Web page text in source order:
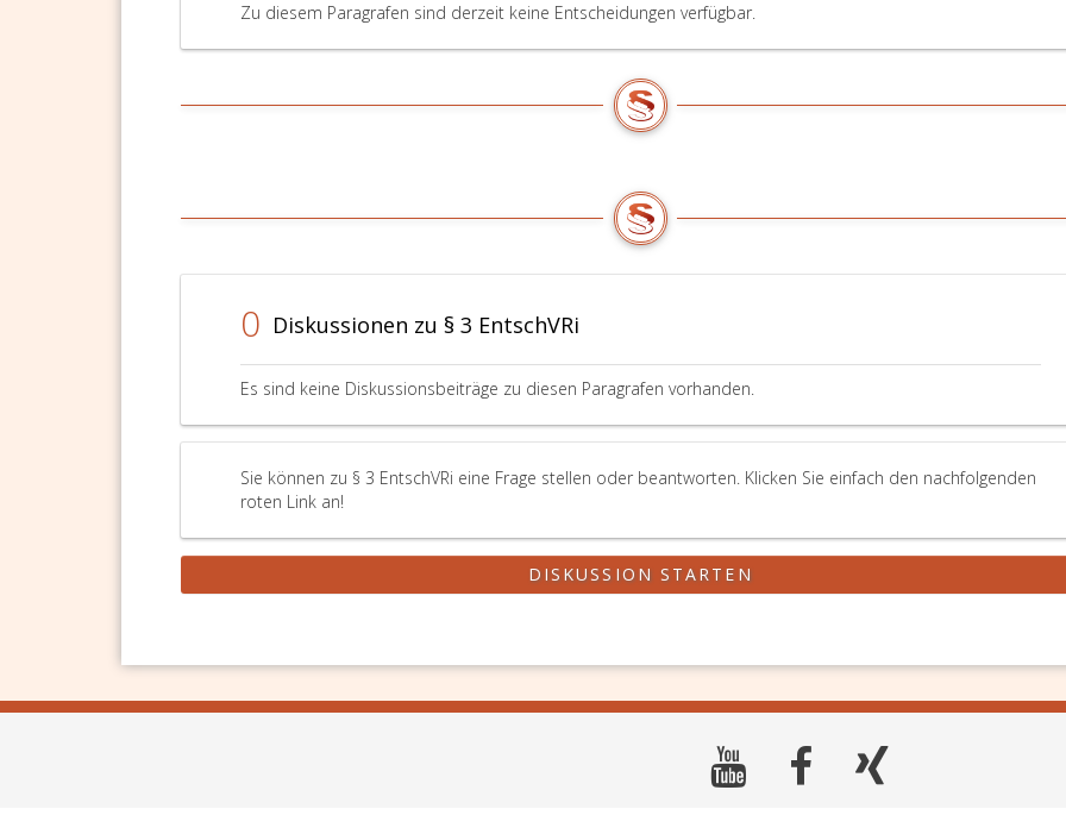
Zu diesem Paragrafen sind derzeit keine Entscheidungen verfügbar.
0 Diskussionen zu § 3 EntschVRi
Es sind keine Diskussionsbeiträge zu diesen Paragrafen vorhanden.
Sie können zu § 3 EntschVRi eine Frage stellen oder beantworten. Klicken Sie einfach den nachfolgenden
roten Link an!
DISKUSSION STARTEN